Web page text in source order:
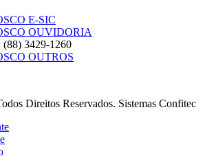
E-SIC
OUVIDORIA
3429-1260
OUTROS
Direitos Reservados. Sistemas Confitec